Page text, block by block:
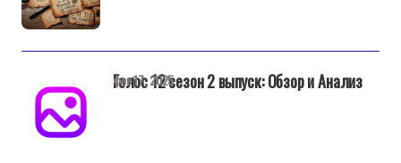
Голос 12 сезон 2 выпуск: Обзор и Анализ
фев 17, 2025